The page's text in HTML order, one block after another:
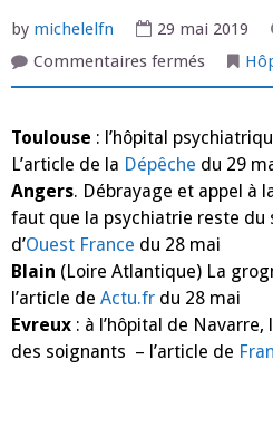
by michelelfn 29 mai 2019
Commentaires ferméssur
:
de
fin
mai
2019
Toulouse : l’hôpital
L’article de la Dépêche du 29
Angers. Débrayage et appel à
faut que la psychiatrie reste du
d’Ouest France du 28 mai
Blain (Loire Atlantique) La
l’article de Actu.fr du 28 mai
Evreux : à l’hôpital de
des soignants – l’article de